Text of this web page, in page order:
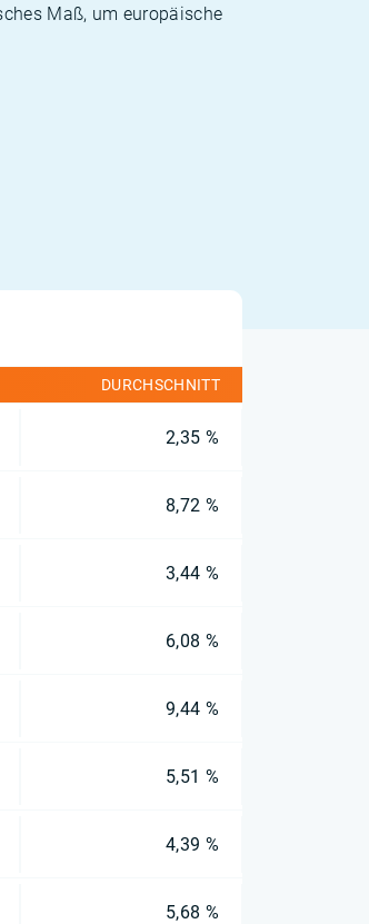
Maß, um europäische
DURCHSCHNITT
2,35 %
8,72 %
3,44 %
6,08 %
9,44 %
5,51 %
4,39 %
5,68 %